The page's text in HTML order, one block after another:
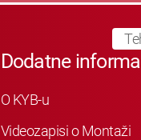
Dodatne
O KYB-u
Videozapisi o Montaži